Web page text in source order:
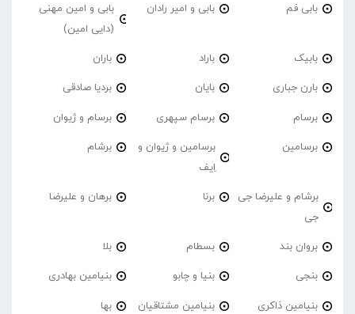
بابی فم بابی و امیر رادان
بابی و امین مهنی
(دایی امین)
بابیک باراد باران
بارن جباری بایان بردیا صادقی
برسام برسام سپهری برسام و ژیوان
برسامین
برسامین و ژیوان و
اِیف
برشام
برشام و علیرضا جی
جی
برنا برهان و علیرضا
بروان بند بسطام بلا
بنجی بنیا و چابو بنیامین بهادری
بنیامین ذاکری بنیامین مشتاقیان بها